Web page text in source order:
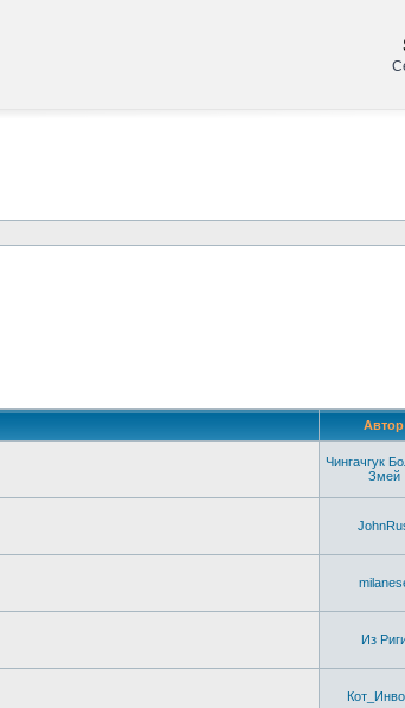
Автор
Чингачгук
Змей
Из